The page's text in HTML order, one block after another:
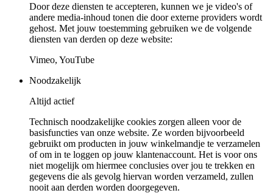
Door deze diensten te accepteren, kunnen we je video's of
andere media-inhoud tonen die door externe providers wordt
gehost. Met jouw toestemming gebruiken we de volgende
diensten van derden op deze website:
Vimeo, YouTube
Noodzakelijk
Altijd actief
Technisch noodzakelijke cookies zorgen alleen voor de
basisfuncties van onze website. Ze worden bijvoorbeeld
gebruikt om producten in jouw winkelmandje te verzamelen
of om in te loggen op jouw klantenaccount. Het is voor ons
niet mogelijk om hiermee conclusies over jou te trekken en
gegevens die als gevolg hiervan worden verzameld, zullen
nooit aan derden worden doorgegeven.